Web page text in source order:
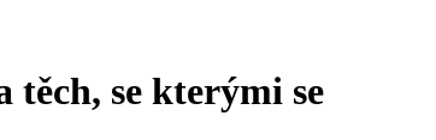
se kterými se